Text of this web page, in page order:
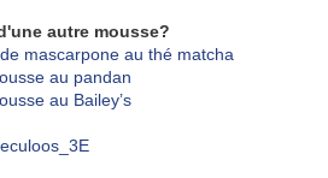
autre mousse?
mascarpone au thé matcha
au pandan
au Bailey’s